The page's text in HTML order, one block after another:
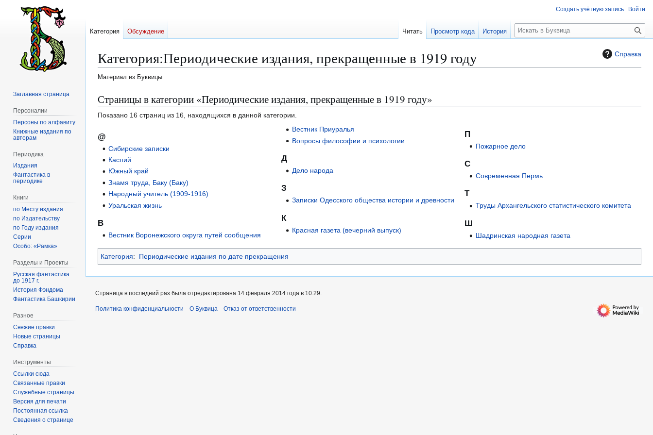
Справка
Категория:Периодические издания, прекращенные в 1919 году
Материал из Буквицы
Перейти
к
навигации
Перейти
к
поиску
Страницы в категории «Периодические издания, прекращенные в 1919 году»
Показано 16 страниц из 16, находящихся в данной категории.
@
Сибирские записки
Каспий
Южный край
Знамя труда, Баку (Баку)
Народный учитель (1909-1916)
Уральская жизнь
В
Вестник Воронежского округа путей сообщения
Вестник Приуралья
Вопросы философии и психологии
Д
Дело народа
З
Записки Одесского общества истории и древности
К
Красная газета (вечерний выпуск)
П
Пожарное дело
С
Современная Пермь
Т
Труды Архангельского статистического комитета
Ш
Шадринская народная газета
Категория: Периодические издания по дате прекращения
Создать учётную запись Войти
Категория Обсуждение Читать Просмотр кода История
П
о
к
Заглавная страница
Персоналии
Персоны по алфавиту
Книжные издания по
авторам
Периодика
Издания
Фантастика в
периодике
Книги
по Месту издания
по Издательству
по Году издания
Серии
Особо: «Рамка»
Разделы и Проекты
Русская фантастика
до 1917 г.
История Фэндома
Фантастика Башкирии
Разное
Свежие правки
Новые страницы
Справка
Инструменты
Ссылки сюда
Связанные правки
Служебные страницы
Версия для печати
Постоянная ссылка
Сведения о странице
Страница в последний раз была отредактирована 14 февраля 2014 года в 10:29.
Политика конфиденциальности О Буквица Отказ от ответственности